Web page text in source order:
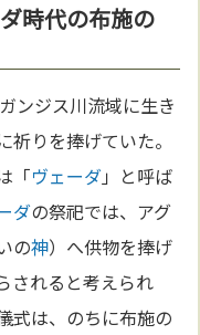
時代の布施の
ンジス川流域に生き
祈りを捧げていた。
「ヴェーダ」と呼ば
ダの祭祀では、アグ
の神）へ供物を捧げ
されると考えられ
式は、のちに布施の